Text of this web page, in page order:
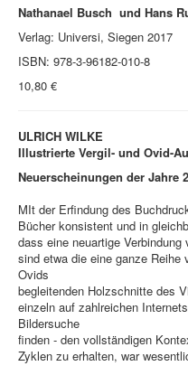
Nathanael Busch und Hans
Verlag: Universi, Siegen 2017
ISBN: 978-3-96182-010-8
10,80 €
ULRICH WILKE
Illustrierte Vergil- und Ovid-
Neuerscheinungen der Jahre
MIt der Erfindung des
Bücher konsistent und in
dass eine neuartige
sind etwa die eine ganze Reihe
Ovids
begleitenden Holzschnitte des
einzeln auf zahlreichen
Bildersuche
finden - den vollständigen
Zyklen zu erhalten, war